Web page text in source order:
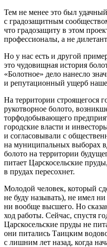
Тем не менее это был
с градозащитным
что градозащиту в этом
профессионалы, а не
Но у нас есть и другой
это чудовищная история
«Болотное» дело нанесло
и репутационный ущерб
На территории строящегося
рукотворное болото,
торфодобывающего
городские власти и
и согласовывали с
на муниципальных выборах
болото на территории
питает Царскосельские
в прудах пересохнет.
Молодой человек, который
не буду называть), не имел
ни вообще высшего. Но
ход работы. Сейчас, спустя
Царскосельские пруды не
они питались Таицким
с лишним лет назад, когда